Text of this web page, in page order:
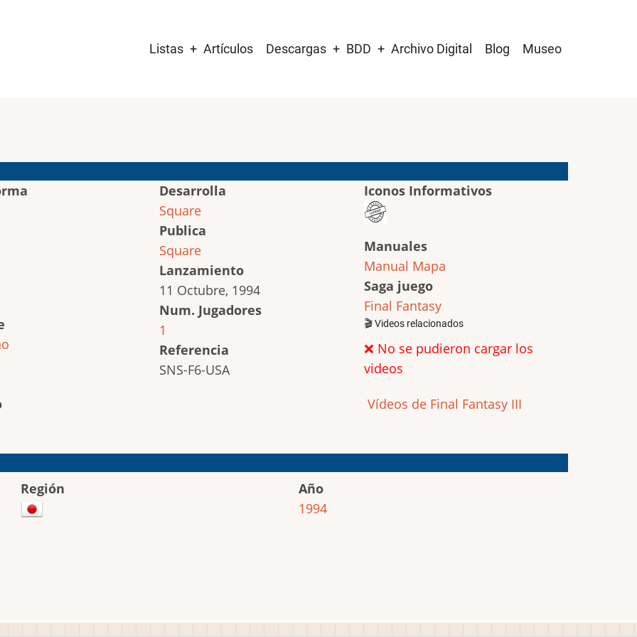
navigation
Listas Artículos Descargas BDD Archivo Digital Blog Museo
Desarrolla
Square
Publica
Square
Lanzamiento
11 Octubre, 1994
Num. Jugadores
1
Referencia
SNS-F6-USA
Iconos Informativos
Manuales
Manual Mapa
Saga juego
Final Fantasy
🎬 Videos relacionados
❌ No se pudieron cargar los
videos
Vídeos de Final Fantasy III
Región
Año
1994